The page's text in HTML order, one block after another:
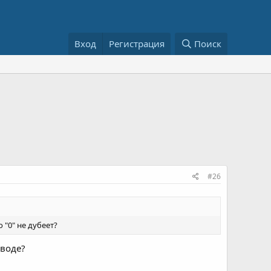
Вход Регистрация Поиск
#26
не дубеет?